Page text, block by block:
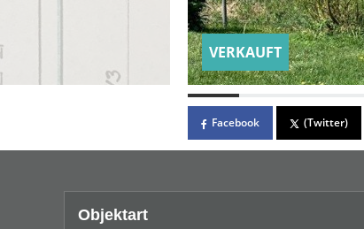
VERKAUFT
Facebook (Twitter)
Objektart